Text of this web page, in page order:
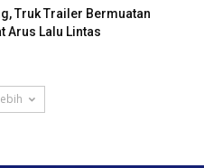
Truk Trailer Bermuatan
Arus Lalu Lintas